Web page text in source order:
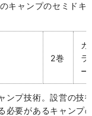
キャンプのセミド
2巻
カ
ラ
ー
ンプ技術。設営の技
必要があるキャンプ